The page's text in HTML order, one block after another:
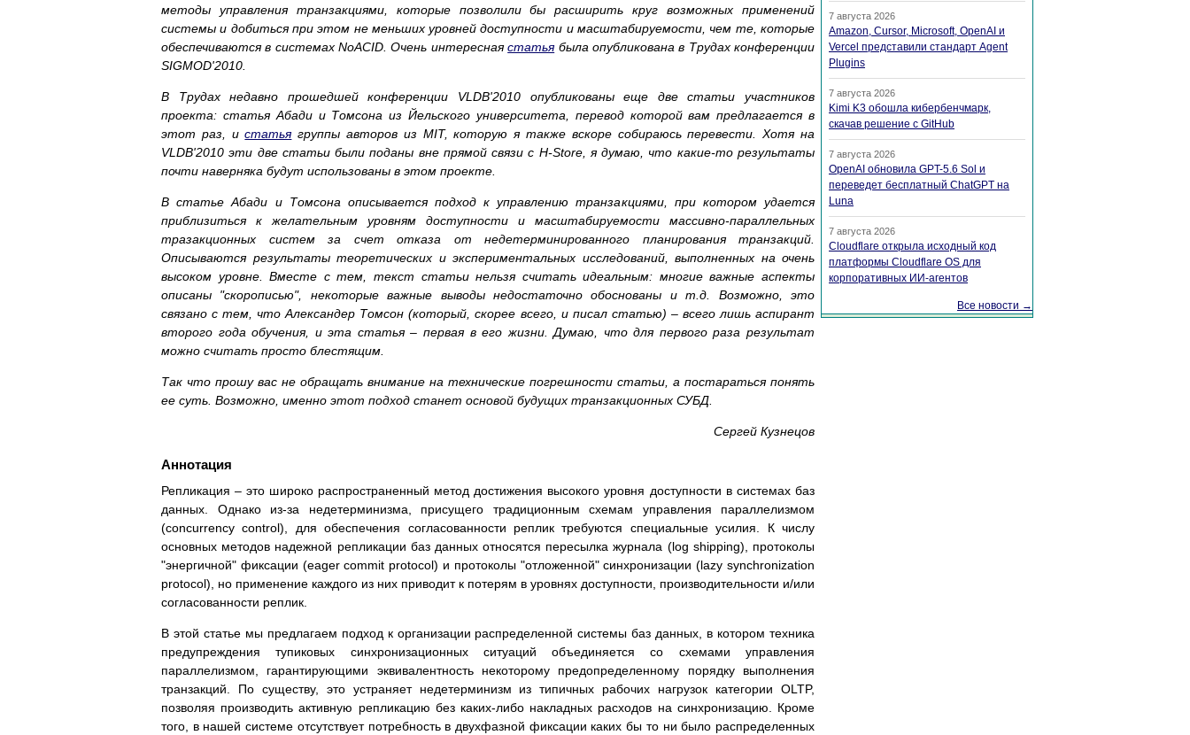
методы управления транзакциями, которые позволили бы расширить круг возможных применений
системы и добиться при этом не меньших уровней доступности и масштабируемости, чем те, которые
обеспечиваются в системах NoACID. Очень интереснаястатьябыла опубликована в Трудах конференции
SIGMOD'2010.
В Трудах недавно прошедшей конференции VLDB'2010 опубликованы еще две статьи участников
проекта: статья Абади и Томсона из Йельского университета, перевод которой вам предлагается в
этот раз, истатьягруппы авторов из MIT, которую я также вскоре собираюсь перевести. Хотя на
VLDB'2010 эти две статьи были поданы вне прямой связи с H-Store, я думаю, что какие-то результаты
почти наверняка будут использованы в этом проекте.
В статье Абади и Томсона описывается подход к управлению транзакциями, при котором удается
приблизиться к желательным уровням доступности и масштабируемости массивно-параллельных
тразакционных систем за счет отказа от недетерминированного планирования транзакций.
Описываются результаты теоретических и экспериментальных исследований, выполненных на очень
высоком уровне. Вместе с тем, текст статьи нельзя считать идеальным: многие важные аспекты
описаны "скорописью", некоторые важные выводы недостаточно обоснованы и т.д. Возможно, это
связано с тем, что Александер Томсон (который, скорее всего, и писал статью) – всего лишь аспирант
второго года обучения, и эта статья – первая в его жизни. Думаю, что для первого раза результат
можно считать просто блестящим.
Так что прошу вас не обращать внимание на технические погрешности статьи, а постараться понять
ее суть. Возможно, именно этот подход станет основой будущих транзакционных СУБД.
Сергей Кузнецов
Аннотация
Репликация – это широко распространенный метод достижения высокого уровня доступности в системах баз
данных. Однако из-за недетерминизма, присущего традиционным схемам управления параллелизмом
(concurrency control), для обеспечения согласованности реплик требуются специальные усилия. К числу
основных методов надежной репликации баз данных относятся пересылка журнала (log shipping), протоколы
"энергичной" фиксации (eager commit protocol) и протоколы "отложенной" синхронизации (lazy synchronization
protocol), но применение каждого из них приводит к потерям в уровнях доступности, производительности и/или
согласованности реплик.
В этой статье мы предлагаем подход к организации распределенной системы баз данных, в котором техника
предупреждения тупиковых синхронизационных ситуаций объединяется со схемами управления
параллелизмом, гарантирующими эквивалентность некоторому предопределенному порядку выполнения
транзакций. По существу, это устраняет недетерминизм из типичных рабочих нагрузок категории OLTP,
позволяя производить активную репликацию без каких-либо накладных расходов на синхронизацию. Кроме
того, в нашей системе отсутствует потребность в двухфазной фиксации каких бы то ни было распределенных
7 августа 2026
Amazon, Cursor, Microsoft, OpenAI и
Vercel представили стандарт Agent
Plugins
7 августа 2026
Kimi K3 обошла кибербенчмарк,
скачав решение с GitHub
7 августа 2026
OpenAI обновила GPT-5.6 Sol и
переведет бесплатный ChatGPT на
Luna
7 августа 2026
Cloudflare открыла исходный код
платформы Cloudflare OS для
корпоративных ИИ-агентов
Все новости →